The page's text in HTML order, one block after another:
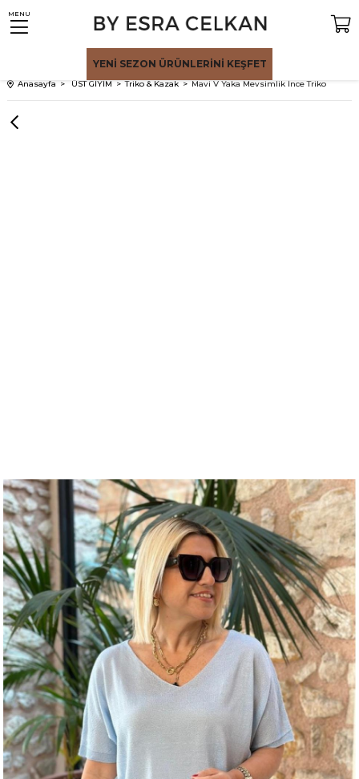
MENU
YENİ SEZON ÜRÜNLERİNİ KEŞFET
Anasayfa ÜST GİYİM Triko & Kazak Mavi V Yaka Mevsimlik İnce Triko